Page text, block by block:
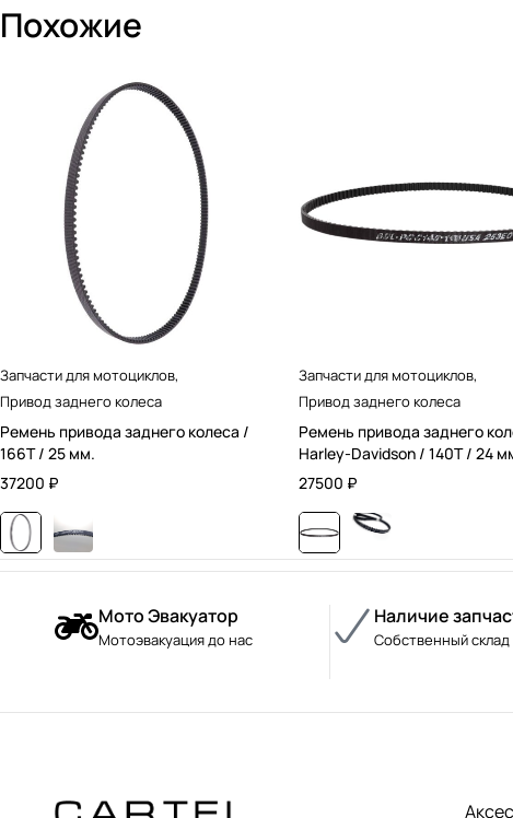
Похожие
Запчасти для мотоциклов,
Привод заднего колеса
Ремень привода заднего колеса /
166T / 25 мм.
37200 ₽
Запчасти для мотоциклов,
Привод заднего колеса
Ремень привода заднего
Harley-Davidson / 140T / 24
27500 ₽
Мото Эвакуатор
Мотоэвакуация до нас
Наличие
Собственный склад